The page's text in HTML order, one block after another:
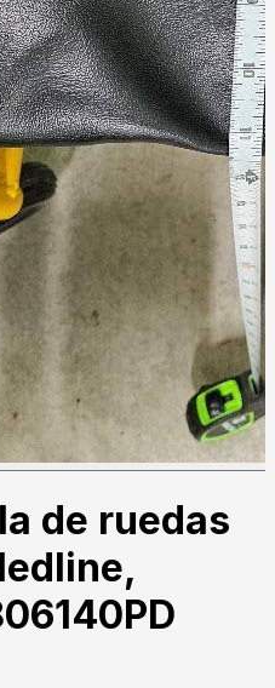
de ruedas